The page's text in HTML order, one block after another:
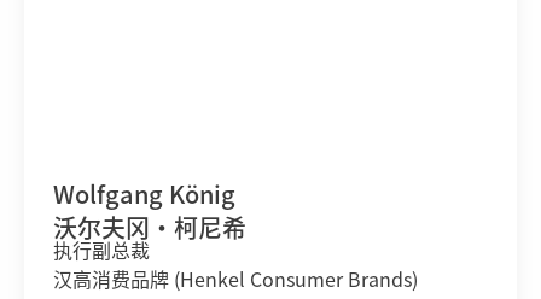
Wolfgang König
沃尔夫冈•柯尼希
执行副总裁
汉高消费品牌 (Henkel Consumer Brands)